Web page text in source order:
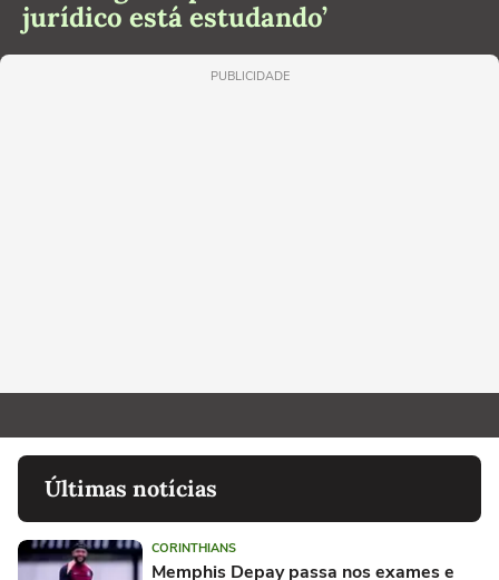
jurídico está estudando’
PUBLICIDADE
Últimas notícias
CORINTHIANS
Memphis Depay passa nos exames e